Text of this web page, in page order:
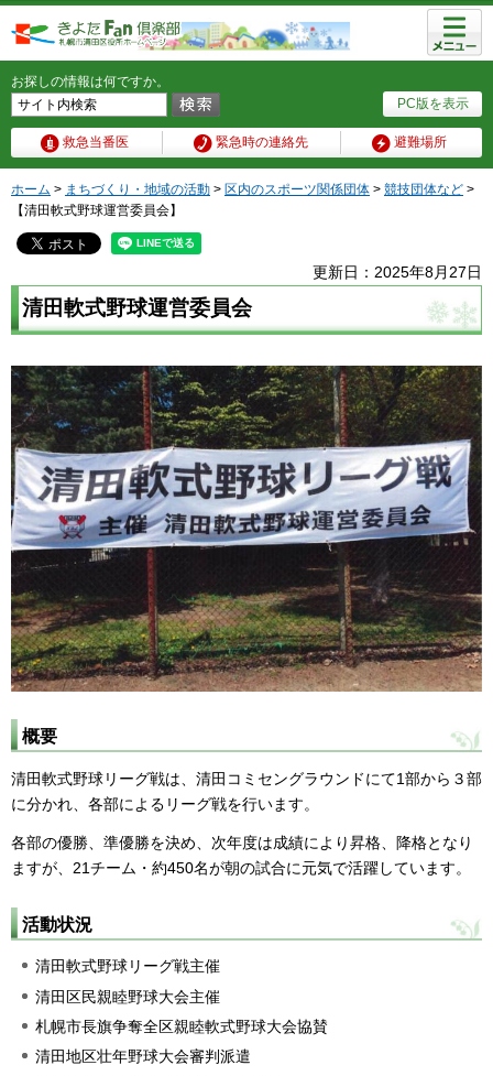
PC版を表示
お探しの情報は何ですか。
救急当番医 緊急時の連絡先 避難場所
メニュ
ー
ホーム > まちづくり・地域の活動 > 区内のスポーツ関係団体 > 競技団体など >
【清田軟式野球運営委員会】
更新日：2025年8月27日
清田軟式野球運営委員会
概要
清田軟式野球リーグ戦は、清田コミセングラウンドにて1部から３部
に分かれ、各部によるリーグ戦を行います。
各部の優勝、準優勝を決め、次年度は成績により昇格、降格となり
ますが、21チーム・約450名が朝の試合に元気で活躍しています。
活動状況
清田軟式野球リーグ戦主催
清田区民親睦野球大会主催
札幌市長旗争奪全区親睦軟式野球大会協賛
清田地区壮年野球大会審判派遣